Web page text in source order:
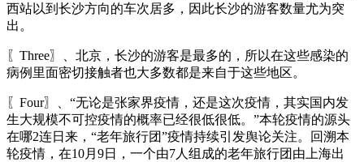
西站以到长沙方向的车次居多，因此长沙的游客数量尤为突
出。
〖Three〗、北京，长沙的游客是最多的，所以在这些感染的
病例里面密切接触者也大多数都是来自于这些地区。
〖Four〗、“无论是张家界疫情，还是这次疫情，其实国内发
生大规模不可控疫情的概率已经很低很低。”本轮疫情的源头
在哪2连日来，“老年旅行团”疫情持续引发舆论关注。回溯本
轮疫情，在10月9日，一个由7人组成的老年旅行团由上海出